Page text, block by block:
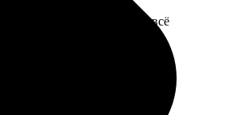
выдачи девушка быстро всё